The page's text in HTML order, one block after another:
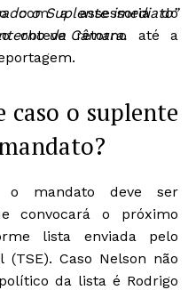
o Suplente imediato”
da Câmara.
com a assessoria do
obteve retorno até a
caso o suplente
mandato deve ser
convocará o próximo
lista enviada pelo
Caso Nelson não
da lista é Rodrigo